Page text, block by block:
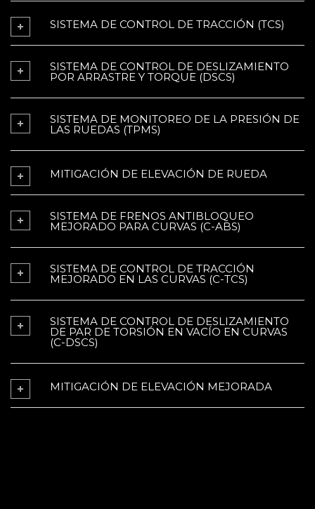
SISTEMA DE CONTROL DE TRACCIÓN (TCS)
SISTEMA DE CONTROL DE DESLIZAMIENTO
POR ARRASTRE Y TORQUE (DSCS)
SISTEMA DE MONITOREO DE LA PRESIÓN DE
LAS RUEDAS (TPMS)
MITIGACIÓN DE ELEVACIÓN DE RUEDA
SISTEMA DE FRENOS ANTIBLOQUEO
MEJORADO PARA CURVAS (C-ABS)
SISTEMA DE CONTROL DE TRACCIÓN
MEJORADO EN LAS CURVAS (C-TCS)
SISTEMA DE CONTROL DE DESLIZAMIENTO
DE PAR DE TORSIÓN EN VACÍO EN CURVAS
(C-DSCS)
MITIGACIÓN DE ELEVACIÓN MEJORADA